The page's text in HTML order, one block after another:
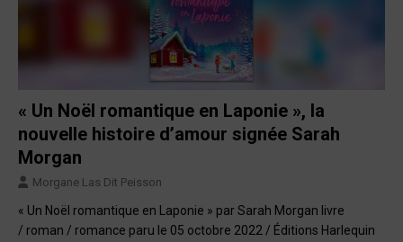
« Un Noël romantique en Laponie », la
nouvelle histoire d’amour signée Sarah
Morgan
Morgane Las Dit Peisson
« Un Noël romantique en Laponie » par Sarah Morgan livre
/ roman / romance paru le 05 octobre 2022 / Éditions Harlequin